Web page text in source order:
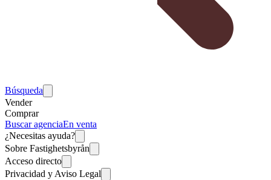
Búsqueda
Vender
Comprar
Buscar agenciaEn venta
¿Necesitas ayuda?
Sobre Fastighetsbyrån
Acceso directo
Privacidad y Aviso Legal